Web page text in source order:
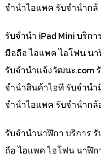
จำนำไอแพค รับจำนำกล้
รับจำนำ iPad Mini บริก
มือถือ ไอแพค ไอโฟน น
รับจํานําแจ้งวัฒนะ.com
จำนำสินค้าไอที รับจำน
จำนำไอแพค รับจำนำกล้
รับจำนำนาฬิกา บริการ
ถือ ไอแพค ไอโฟน นาฬิ